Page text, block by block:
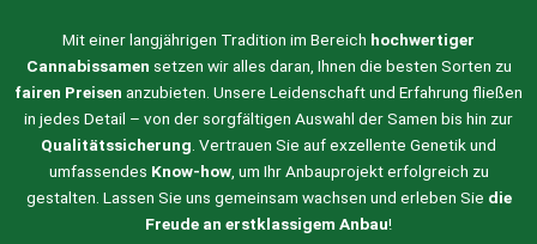
Mit einer langjährigen Tradition im Bereich hochwertiger
Cannabissamen setzen wir alles daran, Ihnen die besten Sorten zu
fairen Preisen anzubieten. Unsere Leidenschaft und Erfahrung fließen
in jedes Detail – von der sorgfältigen Auswahl der Samen bis hin zur
Qualitätssicherung . Vertrauen Sie auf exzellente Genetik und
umfassendes Know-how, um Ihr Anbauprojekt erfolgreich zu
gestalten. Lassen Sie uns gemeinsam wachsen und erleben Sie die
Freude an erstklassigem Anbau!